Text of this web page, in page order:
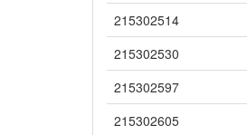
215302514
215302530
215302597
215302605